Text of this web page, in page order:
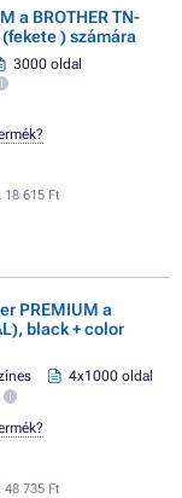
a BROTHER TN-
) számára
3000 oldal
18 615 Ft
PREMIUM a
black + color
4x1000 oldal
48 735 Ft